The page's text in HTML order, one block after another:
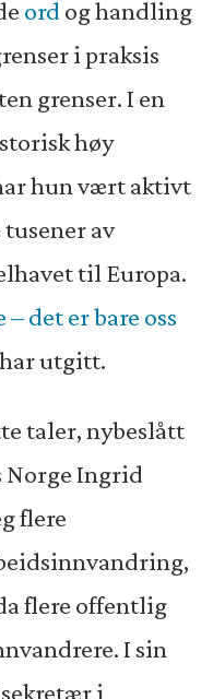
ord og handling
i praksis
grenser. I en
høy
hun vært aktivt
av
til Europa.
det er bare oss
utgitt.
taler, nybeslått
Norge Ingrid
flere
flere offentlig
I sin
i